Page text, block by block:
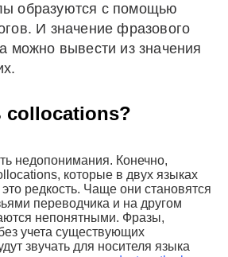
образуются с помощью
И значение фразового
можно вывести из значения
collocations?
недопонимания. Конечно,
которые в двух языках
редкость. Чаще они становятся
переводчика и на другом
непонятными. Фразы,
учета существующих
звучать для носителя языка